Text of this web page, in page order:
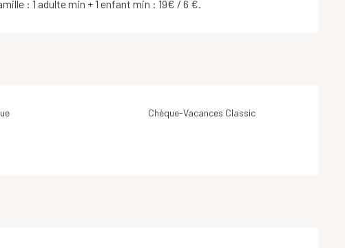
: 1 adulte min + 1 enfant min : 19€ / 6 €.
Chèque-Vacances Classic